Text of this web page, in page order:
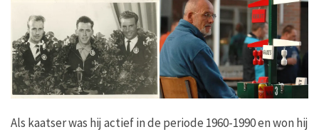
Als kaatser was hij actief in de periode 1960-1990 en won hij